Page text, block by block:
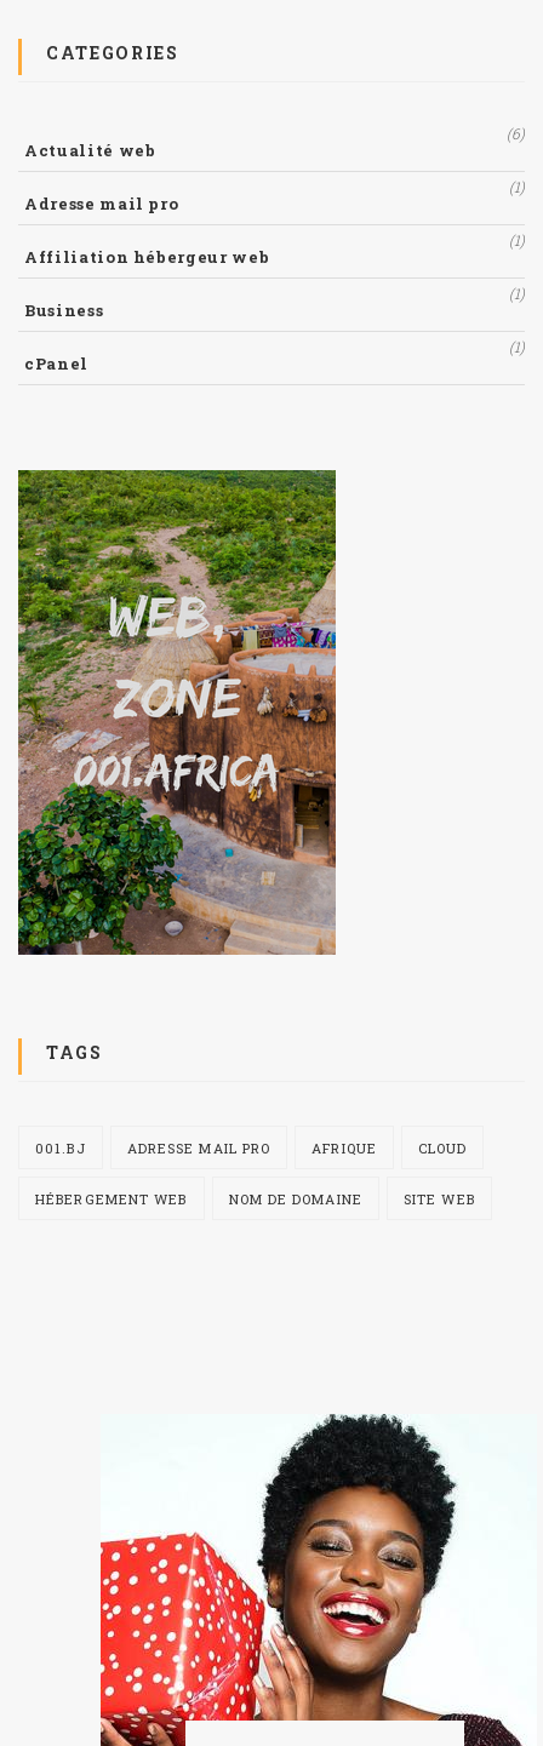
CATEGORIES
(6)
Actualité web
(1)
Adresse mail pro
(1)
Affiliation hébergeur web
(1)
Business
(1)
cPanel
TAGS
001.BJ ADRESSE MAIL PRO AFRIQUE CLOUD
HÉBERGEMENT WEB NOM DE DOMAINE SITE WEB